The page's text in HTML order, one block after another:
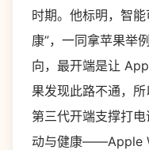
时期。他标明，智
康”，一同拿苹果
向，最开端是让
果发现此路不通，所
第三代开端支撑打
动与健康——Apple